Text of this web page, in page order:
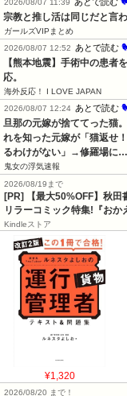
2026/08/07 11:39
宗教と推し活は同じだと言わ
ガールズVIPまとめ
2026/08/07 12:52
あとで読む
【熊本地震】手術中の患者
応。
海外反応！ I LOVE JAPAN
2026/08/07 12:24 あとで読む
旦那の元嫁が捨ててった猫
れを知った元嫁が「猫返せ
るわけがない」→修羅場に…
鬼女の浮気速報
2026/08/19まで
[PR] 【最大50%OFF】秋田
リラーコミック特集!『おか
Kindleストア
¥1,320
2026/08/20 まで！